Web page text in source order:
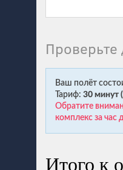
Ваш полёт
Тариф: 30 минут
Обратите
комплекс за час
Итого к